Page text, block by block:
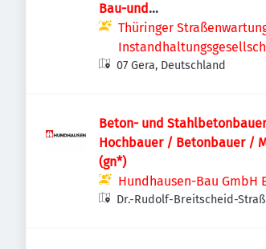
Bau-und
(m/w/d) in Gera
Thüringer
& Co. KG
07 Gera, Deutschland
Beton- und
Hochbauer / Betonbauer /
(gn*)
Hundhausen-Bau GmbH
Dr.-Rudolf-Breitscheid-